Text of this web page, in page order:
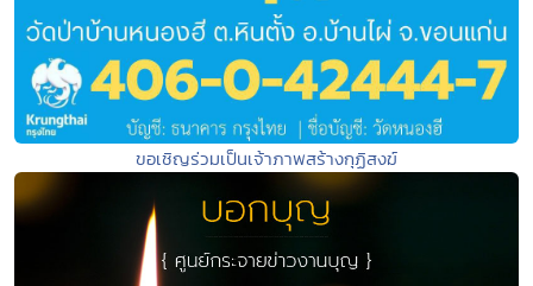
ขอเชิญร่วมเป็นเจ้าภาพสร้างกุฏิสงฆ์